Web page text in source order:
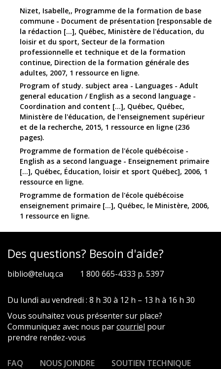
Nizet, Isabelle,, Programme de la formation de base
commune - Document de présentation [responsable de
la rédaction [...], Québec, Ministère de l'éducation, du
loisir et du sport, Secteur de la formation
professionnelle et technique et de la formation
continue, Direction de la formation générale des
adultes, 2007, 1 ressource en ligne.
Program of study. subject area - Languages - Adult
general education / English as a second language -
Coordination and content [...], Québec, Québec,
Ministère de l'éducation, de l'enseignement supérieur
et de la recherche, 2015, 1 ressource en ligne (236
pages).
Programme de formation de l'école québécoise -
English as a second language - Enseignement primaire
[...], Québec, Éducation, loisir et sport Québec], 2006, 1
ressource en ligne.
Programme de formation de l'école québécoise
enseignement primaire [...], Québec, le Ministère, 2006,
1 ressource en ligne.
Des questions? Besoin d'aide?
biblio@teluq.ca 1 800 665-4333 p. 5397
Du lundi au vendredi : 8 h 30 à 12 h – 13 h à 16 h 30
Vous souhaitez vous présenter sur place?
Communiquez avec nous parcourriel pour
prendre rendez-vous
FAQ NOUS JOINDRE SOUTIEN TECHNIQUE